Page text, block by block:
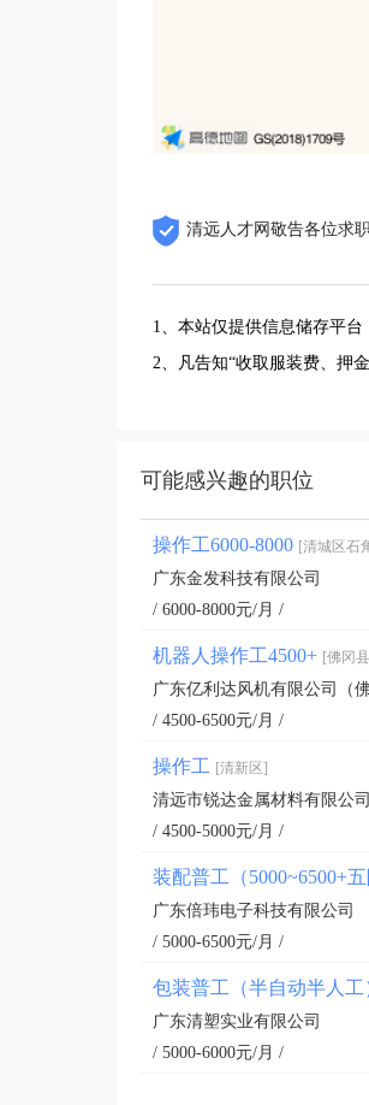
清远人才网敬告各位求
1、本站仅提供信息储存平
2、凡告知“收取服装费、押
可能感兴趣的职位
操作工6000-8000 [清城区石
广东金发科技有限公司
/ 6000-8000元/月 /
机器人操作工4500+ [佛冈
广东亿利达风机有限公司（佛
/ 4500-6500元/月 /
操作工 [清新区]
清远市锐达金属材料有限公司
/ 4500-5000元/月 /
装配普工（5000~6500+五
广东倍玮电子科技有限公司
/ 5000-6500元/月 /
包装普工（半自动半人工
广东清塑实业有限公司
/ 5000-6000元/月 /